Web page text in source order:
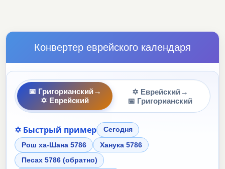
Конвертер еврейского календаря
📅 Григорианский→
✡ Еврейский
✡ Еврейский→
📅 Григорианский
✡ Быстрый пример Сегодня
Рош ха-Шана 5786 Ханука 5786
Песах 5786 (обратно)